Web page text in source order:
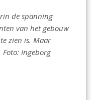
de spanning
van het gebouw
zien is. Maar
Ingeborg